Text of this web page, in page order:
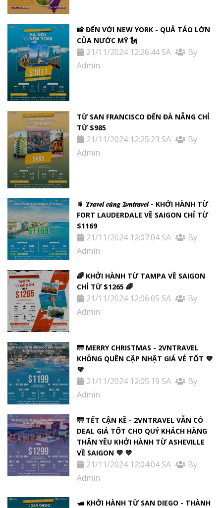
📸 ĐẾN VỚI NEW YORK - QUẢ TÁO LỚN
CỦA NƯỚC MỸ 🗽
21/11/2024 12:26:44 SA
By
Admin
TỪ SAN FRANCISCO ĐẾN ĐÀ NẴNG CHỈ
TỪ $985
21/11/2024 12:25:23 SA
By
Admin
🎇 𝑻𝒓𝒂𝒗𝒆𝒍 𝒄𝒖̀𝒏𝒈 𝟐𝒗𝒏𝒕𝒓𝒂𝒗𝒆𝒍 - KHỞI HÀNH TỪ
FORT LAUDERDALE VỀ SAIGON CHỈ TỪ
$1169
21/11/2024 12:07:04 SA
By
Admin
🌈 KHỞI HÀNH TỪ TAMPA VỀ SAIGON
CHỈ TỪ $1265 🌈
21/11/2024 12:06:05 SA
By
Admin
🌁 MERRY CHRISTMAS - 2VNTRAVEL
KHÔNG QUÊN CẬP NHẬT GIÁ VÉ TỐT 💜
💜
21/11/2024 12:05:19 SA
By
Admin
🌁 TẾT CẬN KỀ - 2VNTRAVEL VẪN CÓ
DEAL GIÁ TỐT CHO QUÝ KHÁCH HÀNG
THÂN YÊU KHỞI HÀNH TỪ ASHEVILLE
VỀ SAIGON 💜 💜
21/11/2024 12:04:04 SA
By
Admin
🛥️ KHỞI HÀNH TỪ SAN DIEGO - THÀNH